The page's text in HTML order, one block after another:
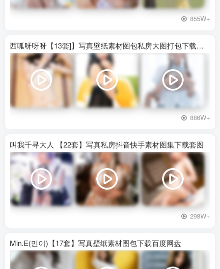
855W+
西呱呀呀呀【13套]】写真壁纸素材图包私房大图打包下载百度网盘
886W+
叫我千寻大人 【22套】写真私房抖音快手素材图集下载套图
298W+
Min.E(민이)【17套】写真壁纸素材图包下载百度网盘